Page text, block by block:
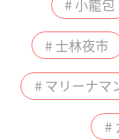
# 小籠包
# 士林夜市
# マリーナマ
#